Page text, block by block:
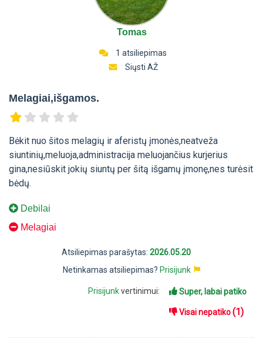
Tomas
1 atsiliepimas
Siųsti AŽ
Melagiai,išgamos.
Bėkit nuo šitos melagių ir aferistų įmonės,neatveža
siuntinių,meluoja,administracija meluojančius kurjerius
gina,nesiūskit jokių siuntų per šitą išgamų įmonę,nes turėsit
bėdų.
Debilai
Melagiai
Atsiliepimas parašytas: 2026.05.20
Netinkamas atsiliepimas? Prisijunk
Prisijunkvertinimui: Super, labai patiko
Visai nepatiko(1)